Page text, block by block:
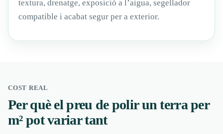
textura, drenatge, exposició a l’aigua, segellador
compatible i acabat segur per a exterior.
COST REAL
Per què el preu de polir un terra per
m² pot variar tant